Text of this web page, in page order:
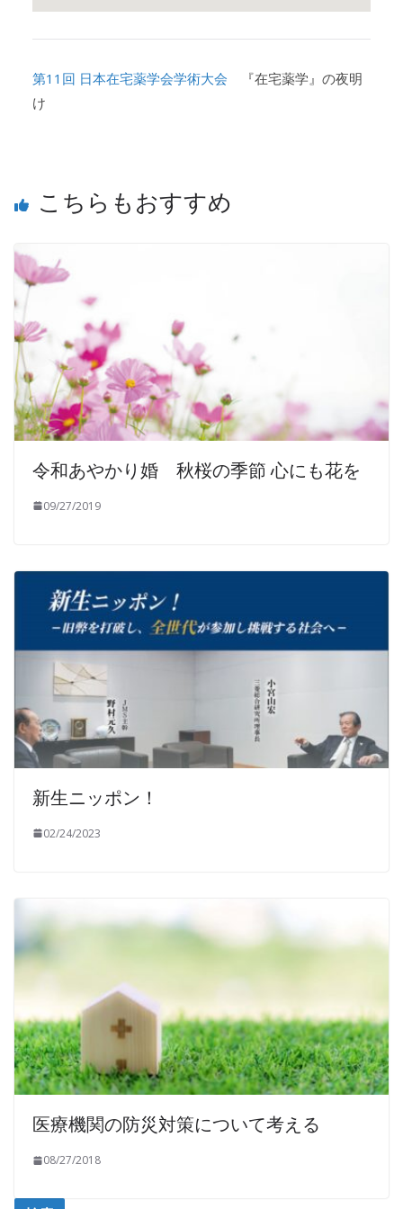
第11回 日本在宅薬学会学術大会 『在宅薬学』の夜明
け
こちらもおすすめ
令和あやかり婚 秋桜の季節 心にも花を
09/27/2019
新生ニッポン！
02/24/2023
医療機関の防災対策について考える
08/27/2018